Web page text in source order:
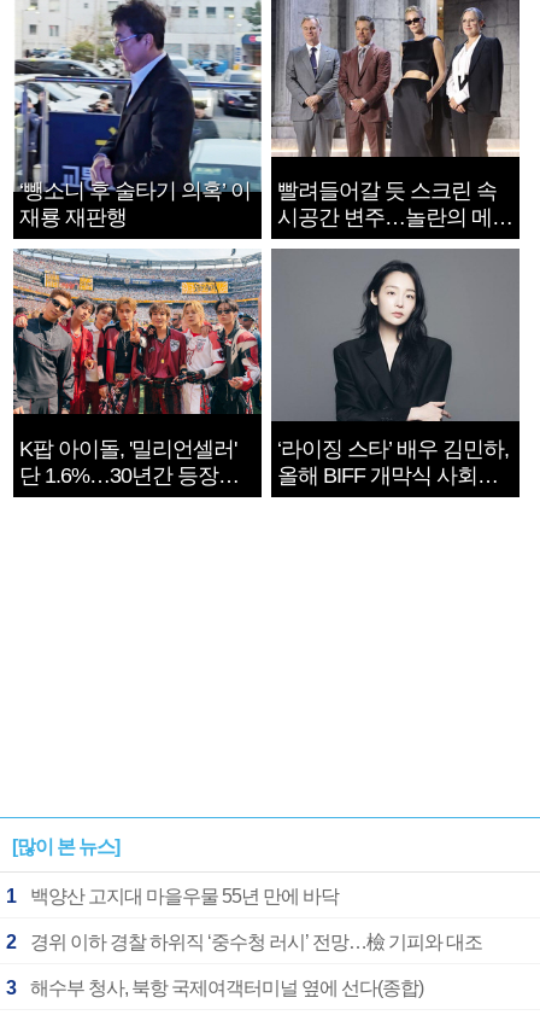
‘뺑소니 후 술타기 의혹’ 이
재룡 재판행
빨려들어갈 듯 스크린 속
시공간 변주…놀란의 메시
지는 ‘전쟁 속죄’
K팝 아이돌, '밀리언셀러'
단 1.6%…30년간 등장
1182개팀 전수조사
‘라이징 스타’ 배우 김민하,
올해 BIFF 개막식 사회자
확정
[많이 본 뉴스]
1 백양산 고지대 마을우물 55년 만에 바닥
2 경위 이하 경찰 하위직 ‘중수청 러시’ 전망…檢 기피와 대조
3 해수부 청사, 북항 국제여객터미널 옆에 선다(종합)